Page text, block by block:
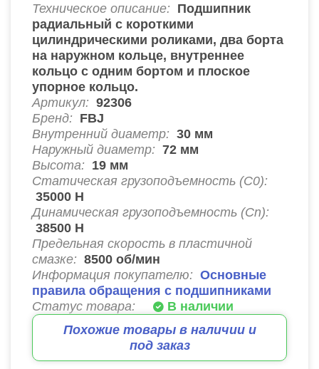
Техническое описание: Подшипник
радиальный с короткими
цилиндрическими роликами, два борта
на наружном кольце, внутреннее
кольцо с одним бортом и плоское
упорное кольцо.
Артикул: 92306
Бренд: FBJ
Внутренний диаметр: 30 мм
Наружный диаметр: 72 мм
Высота: 19 мм
Статическая грузоподъемность (C0):
35000 Н
Динамическая грузоподъемность (Cn):
38500 Н
Предельная скорость в пластичной
смазке: 8500 об/мин
Информация покупателю: Основные
правила обращения с подшипниками
Статус товара:
В наличии
Похожие товары в наличии и
под заказ